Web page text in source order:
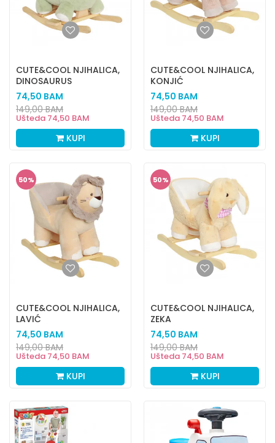
CUTE&COOL NJIHALICA,
DINOSAURUS
74,50 BAM
Ušteda 74,50 BAM
149,00BAM
KUPI
CUTE&COOL NJIHALICA,
KONJIĆ
74,50 BAM
Ušteda 74,50 BAM
149,00BAM
KUPI
50%
CUTE&COOL NJIHALICA,
LAVIĆ
74,50 BAM
Ušteda 74,50 BAM
149,00BAM
KUPI
50%
CUTE&COOL NJIHALICA,
ZEKA
74,50 BAM
Ušteda 74,50 BAM
149,00BAM
KUPI